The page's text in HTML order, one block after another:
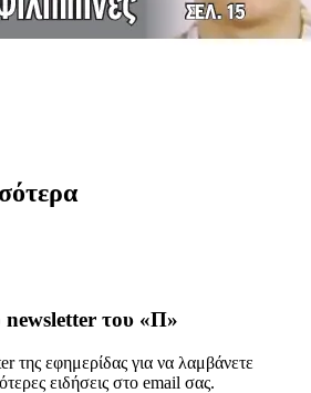
newsletter του «Π»
της εφημερίδας για να λαμβάνετε
ειδήσεις στο email σας.